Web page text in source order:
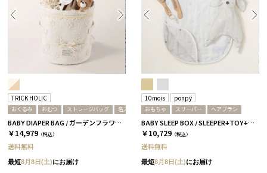
TRICK HOLIC
おくるみ おむつ ストレージバッグ 名入れ
BABY DIAPER BAG / ガーデンフラワー / レース［トリックホリック］ T
￥14,979 （税込）
送料無料
最短8月8日(土)にお届け
10mois ponpy
おもちゃ スリーパー ヘアブラシ
BABY SLEEP BOX / SLEEPER+TOY+HAIR BRUSH / グレー
￥10,729 （税込）
送料無料
最短8月8日(土)にお届け